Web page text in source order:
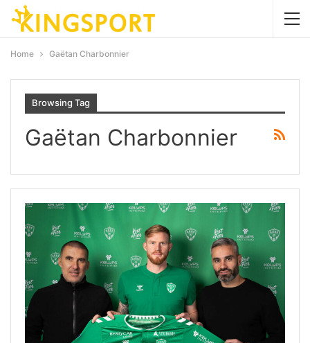
Home Gaëtan Charbonnier
Browsing Tag
Gaëtan Charbonnier